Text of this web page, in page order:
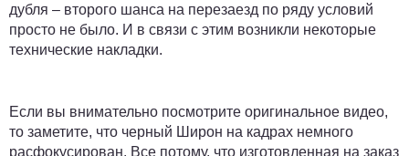
дубля – второго шанса на перезаезд по ряду условий
просто не было. И в связи с этим возникли некоторые
технические накладки.
Если вы внимательно посмотрите оригинальное видео,
то заметите, что черный Широн на кадрах немного
расфокусирован. Все потому, что изготовленная на заказ